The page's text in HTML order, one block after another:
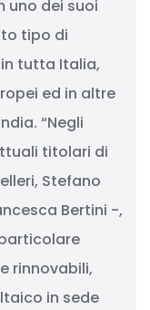
uno dei suoi
tipo di
tutta Italia,
ed in altre
“Negli
titolari di
Stefano
Bertini -,
rinnovabili,
in sede